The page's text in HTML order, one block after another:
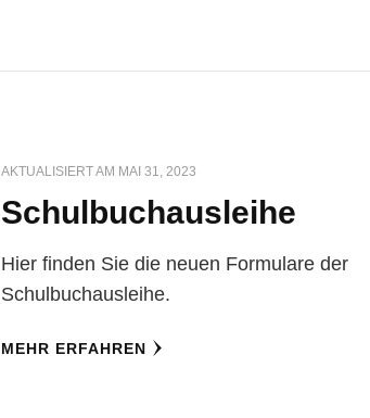
AKTUALISIERT AM MAI 31, 2023
Schulbuchausleihe
Hier finden Sie die neuen Formulare der
Schulbuchausleihe.
MEHR ERFAHREN